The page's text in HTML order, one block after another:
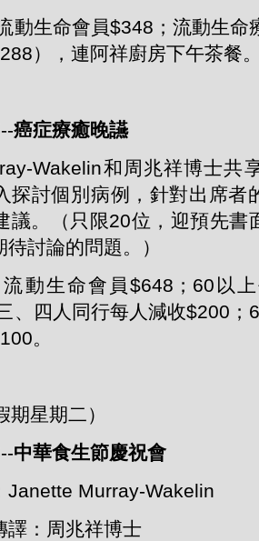
動生命會員$348；流動生命
），連阿祥廚房下午茶餐
癌症療癒晚讌
Wakelin和周兆祥博士共
探討個別病例，針對出席者
議。（只限20位，迎預先書
討論的問題。）
動生命會員$648；60以
、四人同行每人減收$200；
。
星期二）
中華食生節慶祝會
Janette Murray-Wakelin
譯：周兆祥博士